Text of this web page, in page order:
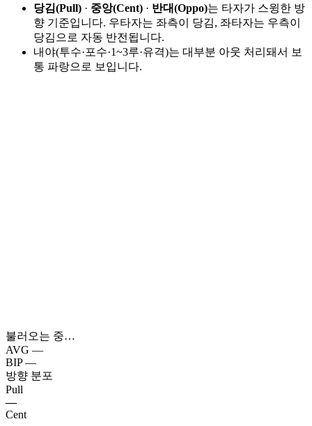
당김(Pull) · 중앙(Cent) · 반대(Oppo)는 타자가 스윙한 방
향 기준입니다. 우타자는 좌측이 당김, 좌타자는 우측이
당김으로 자동 반전됩니다.
내야(투수·포수·1~3루·유격)는 대부분 아웃 처리돼서 보
통 파랑으로 보입니다.
불러오는 중…
AVG —
BIP —
방향 분포
Pull
—
Cent